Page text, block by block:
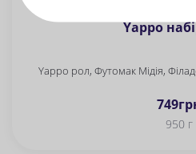
Yappo
749
950 г